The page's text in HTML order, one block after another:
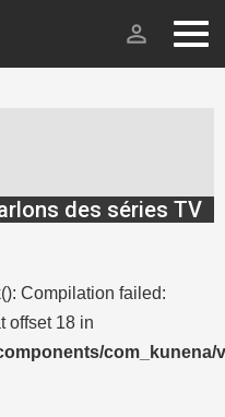
person_outline
des séries TV
Compilation failed:
offset 18 in
com_kunena/